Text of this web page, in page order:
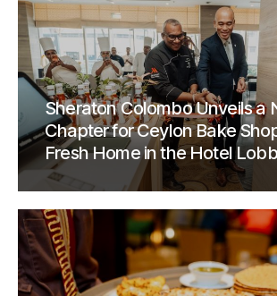
Sheraton Colombo Unveils a
Chapter for Ceylon Bake
Fresh Home in the Hotel